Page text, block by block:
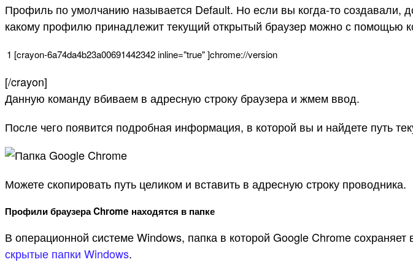
Профиль по умолчанию называется Default. Но если вы когда-то создавали,
какому профилю принадлежит текущий открытый браузер можно с помощью
1 [crayon-6a74da4b23a00691442342inline="true"]chrome://version
[/crayon]
Данную команду вбиваем в адресную строку браузера и жмем ввод.
После чего появится подробная информация, в которой вы и найдете путь
Можете скопировать путь целиком и вставить в адресную строку проводника.
Профили браузера Chrome находятся в папке
В операционной системе Windows, папка в которой Google Chrome
скрытые папки Windows.